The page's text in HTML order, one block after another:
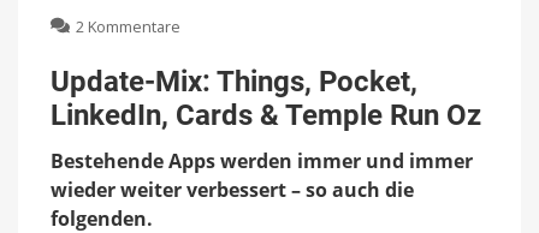
2 Kommentare
Mix:
Things,
Pocket,
Cards
&
Update-Mix: Things, Pocket,
LinkedIn, Cards & Temple Run Oz
Bestehende Apps werden immer und immer
wieder weiter verbessert – so auch die
folgenden.